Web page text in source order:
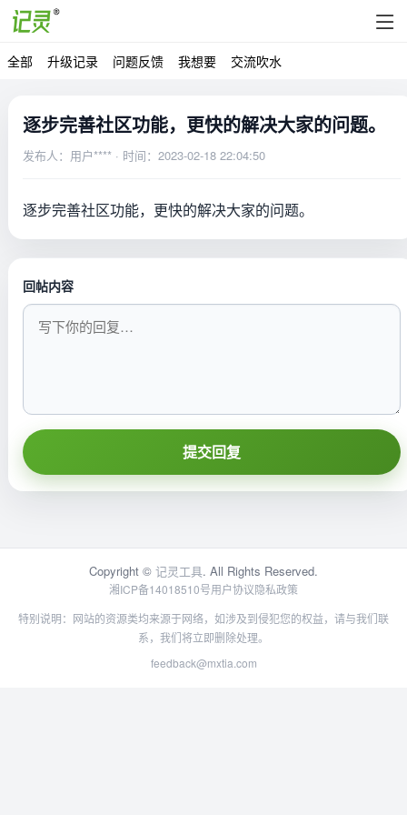
全部 升级记录 问题反馈 我想要 交流吹水
逐步完善社区功能，更快的解决大家的问题。
发布人：用户**** · 时间：2023-02-18 22:04:50
逐步完善社区功能，更快的解决大家的问题。
回帖内容
提交回复
Copyright © 记灵工具. All Rights Reserved.
湘ICP备14018510号用户协议隐私政策
特别说明：网站的资源类均来源于网络，如涉及到侵犯您的权益，请与我们联
系，我们将立即删除处理。
feedback@mxtia.com